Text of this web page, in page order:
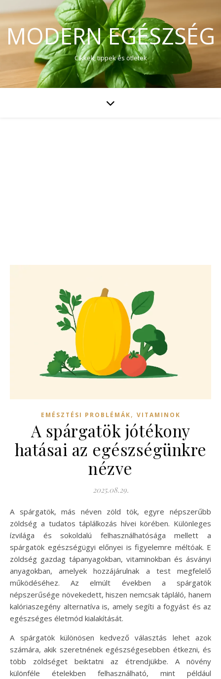
MODERN EGÉSZSÉG
Cikkek, tippek és ötletek
EMÉSZTÉSI PROBLÉMÁK, VITAMINOK
A spárgatök jótékony
hatásai az egészségünkre
nézve
2025.08.29.
A spárgatök, más néven zöld tök, egyre népszerűbb
zöldség a tudatos táplálkozás hívei körében. Különleges
ízvilága és sokoldalú felhasználhatósága mellett a
spárgatök egészségügyi előnyei is figyelemre méltóak. E
zöldség gazdag tápanyagokban, vitaminokban és ásványi
anyagokban, amelyek hozzájárulnak a test megfelelő
működéséhez. Az elmúlt években a spárgatök
népszerűsége növekedett, hiszen nemcsak tápláló, hanem
kalóriaszegény alternatíva is, amely segíti a fogyást és az
egészséges életmód kialakítását.
A spárgatök különösen kedvező választás lehet azok
számára, akik szeretnének egészségesebben étkezni, és
több zöldséget beiktatni az étrendjükbe. A növény
különféle ételekben felhasználható, mint például